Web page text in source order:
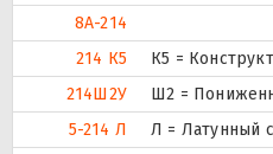
8А-214
214 К5
К5 =
214Ш2У
Ш2 =
5-214 Л
Л = Латунный